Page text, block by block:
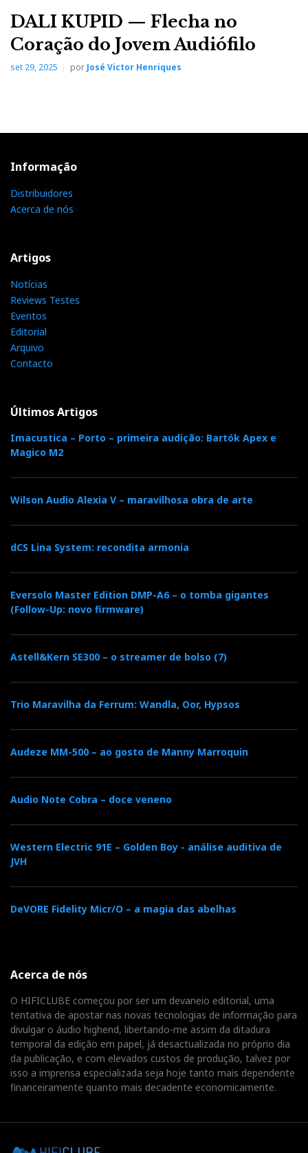
DALI KUPID — Flecha no
Coração do Jovem Audiófilo
set 29, 2025 por José Victor Henriques
Informação
Distribuidores
Acerca de nós
Artigos
Notícias
Reviews Testes
Eventos
Editorial
Arquivo
Contacto
Últimos Artigos
Imacustica – Porto – primeira audição: Bartók Apex e
Magico M2
Wilson Audio Alexia V – maravilhosa obra de arte
dCS Lina System: recondita armonia
Eversolo Master Edition DMP-A6 – o tomba gigantes
(Follow-Up: novo firmware)
Astell&Kern SE300 – o streamer de bolso (7)
Trio Maravilha da Ferrum: Wandla, Oor, Hypsos
Audeze MM-500 – ao gosto de Manny Marroquin
Audio Note Cobra – doce veneno
Western Electric 91E – Golden Boy - análise auditiva de
JVH
DeVORE Fidelity Micr/O – a magia das abelhas
Acerca de nós
O HIFICLUBE começou por ser um devaneio editorial, uma
tentativa de apostar nas novas tecnologias de informação para
divulgar o áudio highend, libertando-me assim da ditadura
temporal da edição em papel, já desactualizada no próprio dia
da publicação, e com elevados custos de produção, talvez por
isso a imprensa especializada seja hoje tanto mais dependente
financeiramente quanto mais decadente economicamente.